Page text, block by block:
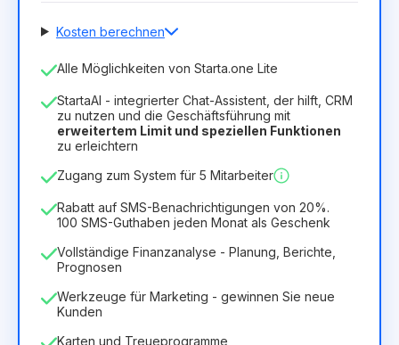
Kosten berechnen
Anzahl der Mitarbeiter
Dauer der Lizenz
12 Months(Rabatt -25%) Vorteilhaft
8.99€ 6.29€ /Monat
Alle Möglichkeiten von Starta.one Lite
StartaAI - integrierter Chat-Assistent, der hilft, CRM
zu nutzen und die Geschäftsführung mit
erweitertem Limit und speziellen Funktionen
zu erleichtern
Zugang zum System für 5 Mitarbeiter
Rabatt auf SMS-Benachrichtigungen von 20%.
100 SMS-Guthaben jeden Monat als Geschenk
Vollständige Finanzanalyse - Planung, Berichte,
Prognosen
Werkzeuge für Marketing - gewinnen Sie neue
Kunden
Karten und Treueprogramme